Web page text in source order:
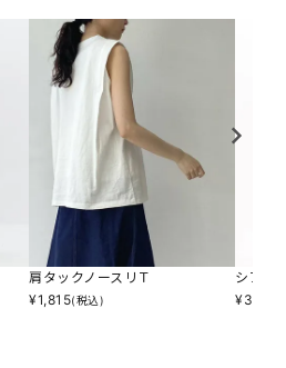
肩タックノースリＴ
¥1,815(税込)
シアス
¥3,234